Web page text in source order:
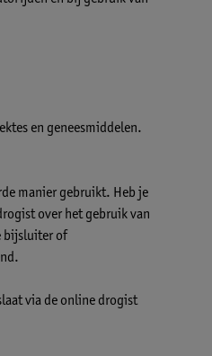
en geneesmiddelen.
manier gebruikt. Heb je
over het gebruik van
bijsluiter of
via de online drogist